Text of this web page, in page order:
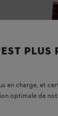
PLUS
en charge, et
optimale de